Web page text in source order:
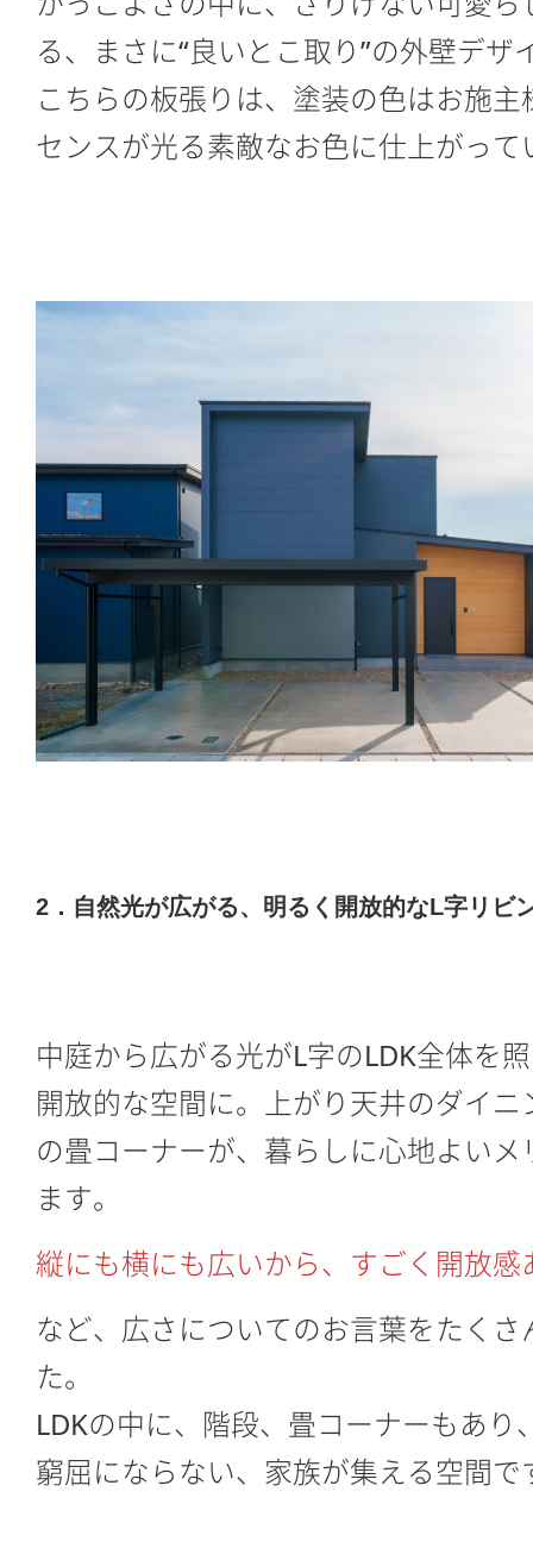
る、まさに“良いとこ取り”の外壁デザ
こちらの板張りは、塗装の色はお施
センスが光る素敵なお色に仕上がって
2．自然光が広がる、明るく開放的なL字リビ
中庭から広がる光がL字のLDK全体を
開放的な空間に。上がり天井のダイ
の畳コーナーが、暮らしに心地よい
ます。
縦にも横にも広いから、すごく開放感
など、広さについてのお言葉をたく
た。
LDKの中に、階段、畳コーナーもあり
窮屈にならない、家族が集える空間で